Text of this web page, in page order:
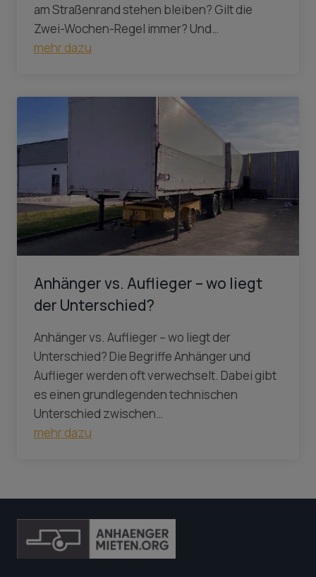
am Straßenrand stehen bleiben? Gilt die
Zwei-Wochen-Regel immer? Und…
mehr dazu
Anhänger vs. Auflieger – wo liegt
der Unterschied?
Anhänger vs. Auflieger – wo liegt der
Unterschied? Die Begriffe Anhänger und
Auflieger werden oft verwechselt. Dabei gibt
es einen grundlegenden technischen
Unterschied zwischen…
mehr dazu